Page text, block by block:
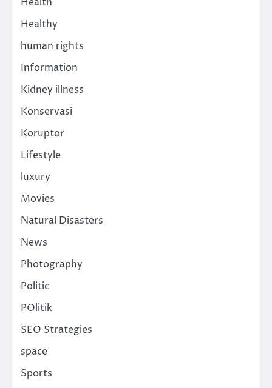
Healthy
human rights
Information
Kidney illness
Konservasi
Koruptor
Lifestyle
luxury
Movies
Natural Disasters
News
Photography
Politic
POlitik
SEO Strategies
space
Sports